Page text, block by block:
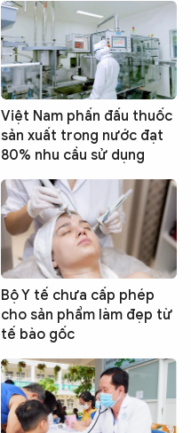
Việt Nam phấn đấu thuốc
sản xuất trong nước đạt
80% nhu cầu sử dụng
Bộ Y tế chưa cấp phép
cho sản phẩm làm đẹp từ
tế bào gốc